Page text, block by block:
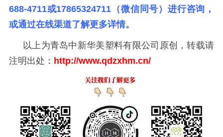
688-4711或17865324711（微信同号）进行咨询，
或通过在线渠道了解更多详情。
以上为青岛中新华美塑料有限公司原创，转载请
注明出处： http://www.qdzxhm.cn/